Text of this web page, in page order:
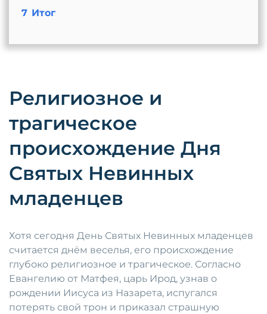
7 Итог
Религиозное и
трагическое
происхождение Дня
Святых Невинных
младенцев
Хотя сегодня День Святых Невинных младенцев
считается днём веселья, его происхождение
глубоко религиозное и трагическое. Согласно
Евангелию от Матфея, царь Ирод, узнав о
рождении Иисуса из Назарета, испугался
потерять свой трон и приказал страшную